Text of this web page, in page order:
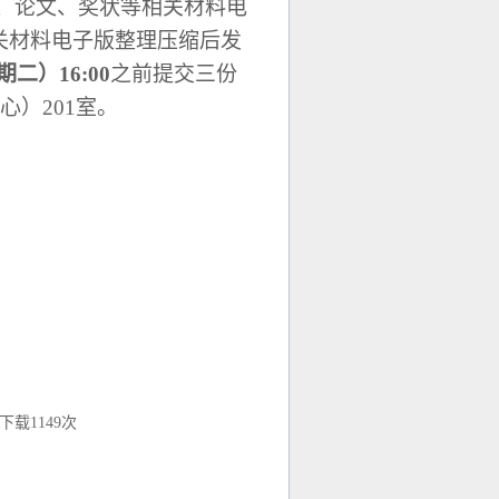
论文、奖状等相关材料电
材料电子版整理压缩后发
二） 16:00之前提交三份
） 201 室。
载1149次